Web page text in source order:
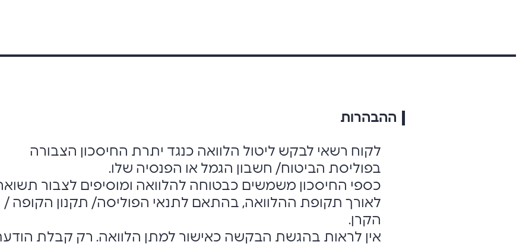
ההבהרות
לקוח רשאי לבקש ליטול הלוואה כנגד יתרת החיסכון הצבורה
בפוליסת הביטוח/ חשבון הגמל או הפנסיה שלו.
כספי החיסכון משמשים כבטוחה להלוואה ומוסיפים לצבור
לאורך תקופת ההלוואה, בהתאם לתנאי הפוליסה/ תקנון הקופה /
הקרן.
אין לראות בהגשת הבקשה כאישור למתן הלוואה. רק קבלת